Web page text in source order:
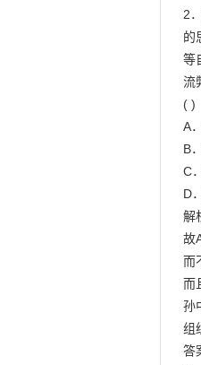
2
的
等
流
( )
A
B
C
D
解
故
而
而
孙
组
答